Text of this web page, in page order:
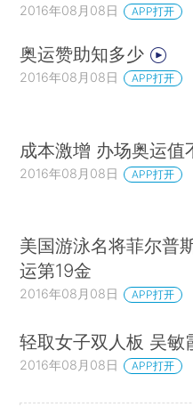
2016年08月08日 APP打开
奥运赞助知多少
2016年08月08日 APP打开
成本激增 办场奥运值
2016年08月08日 APP打开
美国游泳名将菲尔普
运第19金
2016年08月08日 APP打开
轻取女子双人板 吴敏
2016年08月08日 APP打开